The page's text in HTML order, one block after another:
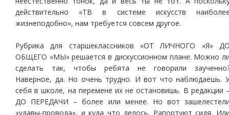
действительно «ТВ в системе искусств
жизнеподобно», нам требуется совсем другое.
Рубрика для старшеклассников «ОТ ЛИЧНОГО «Я»
ОБЩЕГО «МЫ» решается в дискуссионном плане. Можно
сделать так, чтобы ребята не говорили
Наверное, да. Но очень трудно. И вот что наблюдаешь.
себя в школе, на перемене их не остановишь. В редакции
ДО ПЕРЕДАЧИ – более или менее. Но вот
«удавы-провода», и куда что делось. Рапортуют сидя.